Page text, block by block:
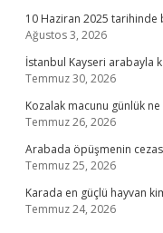
10 Haziran 2025 tarihinde
Ağustos 3, 2026
İstanbul Kayseri arabayla
Temmuz 30, 2026
Kozalak macunu günlük
Temmuz 26, 2026
Arabada öpüşmenin
Temmuz 25, 2026
Karada en güçlü hayvan
Temmuz 24, 2026